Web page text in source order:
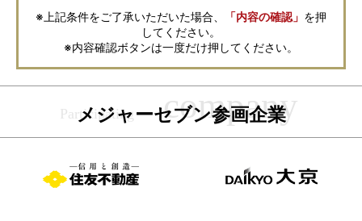
ます。 ご記入の内容が不明瞭で資料をお送りできない場合、その他当社が
本サービスを円滑に運用するために必要な範囲において、直接メジャーセ
ブンから確認のご連絡をさせていただくことがありますので、あらかじめ
ご了承ください。
メジャーセブンの個人情報の取扱い方針についてはこちらをご覧くださ
※上記条件をご了承いただいた場合、 「内容の確認」 を押
してください。
※内容確認ボタンは一度だけ押してください。
メジャーセブン参画企業